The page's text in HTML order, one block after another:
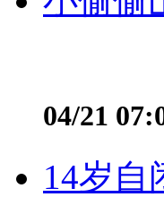
04/21
14岁自